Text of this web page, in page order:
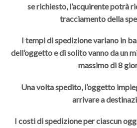
se richiesto, l’acquirente potrà
tracciamento della
I tempi di spedizione variano in
dell’oggetto e di solito vanno da un
massimo di 8
Una volta spedito, l’oggetto
arrivare a
I costi di spedizione per ciascun